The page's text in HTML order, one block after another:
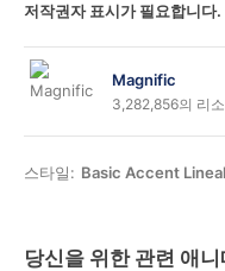
저작권자 표시가 필요합니다.
Magnific
3,282,856의 리
스타일: Basic Accent
당신을 위한 관련 애